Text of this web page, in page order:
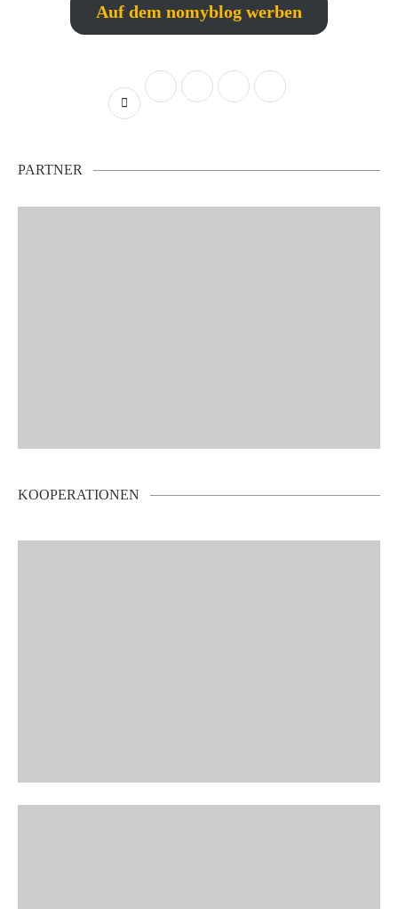
Auf dem nomyblog werben
PARTNER
KOOPERATIONEN